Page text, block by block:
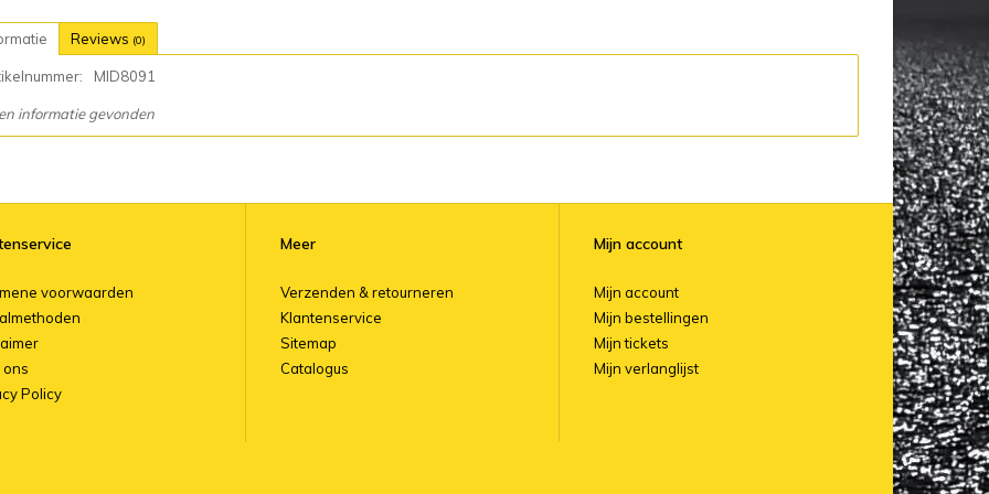
Reviews (0)
MID8091
informatie gevonden
voorwaarden
ons
Policy
Meer
Verzenden & retourneren
Klantenservice
Sitemap
Catalogus
Mijn account
Mijn account
Mijn bestellingen
Mijn tickets
Mijn verlanglijst